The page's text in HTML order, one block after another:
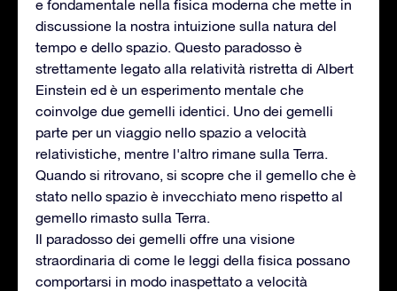
e fondamentale nella fisica moderna che mette in
discussione la nostra intuizione sulla natura del
tempo e dello spazio. Questo paradosso è
strettamente legato alla relatività ristretta di Albert
Einstein ed è un esperimento mentale che
coinvolge due gemelli identici. Uno dei gemelli
parte per un viaggio nello spazio a velocità
relativistiche, mentre l'altro rimane sulla Terra.
Quando si ritrovano, si scopre che il gemello che è
stato nello spazio è invecchiato meno rispetto al
gemello rimasto sulla Terra.
Il paradosso dei gemelli offre una visione
straordinaria di come le leggi della fisica possano
comportarsi in modo inaspettato a velocità